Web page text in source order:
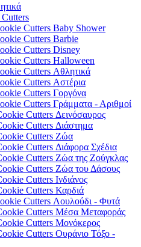
Cutters Baby Shower
Cutters Barbie
Cutters Disney
Cutters Halloween
Cutters Αθλητικά
Cutters Αστέρια
Cutters Γοργόνα
Cutters Γράμματα - Αριθμοί
Cutters Δεινόσαυρος
Cutters Διάστημα
Cutters Ζώα
Cutters Διάφορα Σχέδια
Cutters Ζώα της Ζούγκλας
Cutters Ζώα του Δάσους
Cutters Ινδιάνος
Cutters Καρδιά
Cutters Λουλούδι - Φυτά
Cutters Μέσα Μεταφοράς
Cutters Μονόκερος
Cutters Ουράνιο Τόξο -